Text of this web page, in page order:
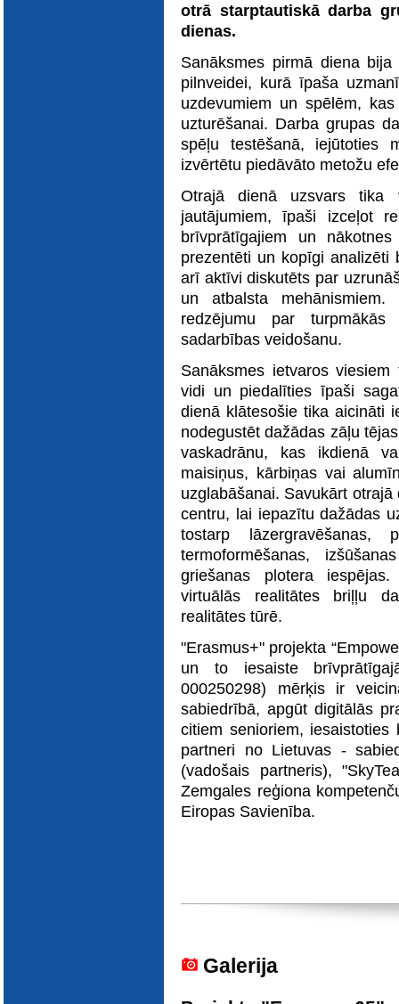
otrā starptautiskā darba
dienas.
Sanāksmes pirmā diena
pilnveidei, kurā īpaša
uzdevumiem un spēlēm,
uzturēšanai. Darba grupas
spēļu testēšanā, iejūtoties
izvērtētu piedāvāto metožu
Otrajā dienā uzsvars tika
jautājumiem, īpaši izceļot
brīvprātīgajiem un
prezentēti un kopīgi analizēti
arī aktīvi diskutēts par
un atbalsta
redzējumu par
sadarbības veidošanu.
Sanāksmes ietvaros
vidi un piedalīties īpaši
dienā klātesošie tika aicināti
nodegustēt dažādas zāļu
vaskadrānu, kas ikdienā
maisiņus, kārbiņas vai
uzglabāšanai. Savukārt
centru, lai iepazītu dažādas
tostarp lāzergravēšanas,
termoformēšanas,
griešanas plotera
virtuālās realitātes briļļu
realitātes tūrē.
"Erasmus+" projekta
un to iesaiste brīvprātīgajā
000250298) mērķis ir
sabiedrībā, apgūt digitālās
citiem senioriem,
partneri no Lietuvas -
(vadošais partneris),
Zemgales reģiona
Eiropas Savienība.
Galerija